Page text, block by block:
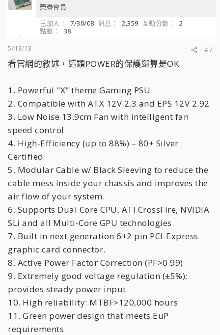
榮譽會員
已加入
7/30/08 訊息 2,359 互動分數
2
點數
38
5/13/13
#7
看官網的敘述，這顆POWER的保護還算是OK
1. Powerful "X" theme Gaming PSU
2. Compatible with ATX 12V 2.3 and EPS 12V 2.92
3. Low Noise 13.9cm Fan with intelligent fan
speed control
4. High-Efficiency (up to 88%) – 80+ Silver
Certified
5. Modular Cable w/ Black Sleeving to reduce the
cable mess inside your chassis and improves the
air flow of your system.
6. Supports Dual Core CPU, ATI CrossFire, NVIDIA
SLi and all Multi-Core GPU technologies.
7. Built in next generation 6+2 pin PCI-Express
graphic card connector.
8. Active Power Factor Correction (PF>0.99)
9. Extremely good voltage regulation (±5%):
provides steady power input
10. High reliability: MTBF>120,000 hours
11. Green power design that meets EuP
requirements